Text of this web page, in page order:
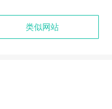
类似网站